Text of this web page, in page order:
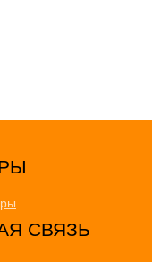
СВЯЗЬ